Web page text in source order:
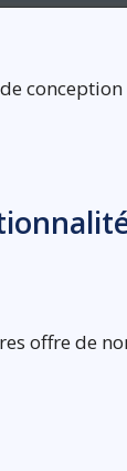
conception
offre de